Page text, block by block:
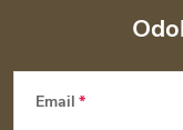
Z
Email